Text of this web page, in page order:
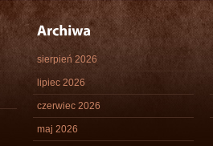
sierpień 2026
lipiec 2026
czerwiec 2026
maj 2026